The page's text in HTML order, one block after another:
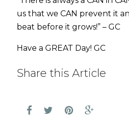
us that we CAN prevent it
beat before it grows!” – GC
Have a GREAT Day! GC
Share this Article